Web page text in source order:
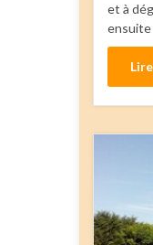
et à
ensuite